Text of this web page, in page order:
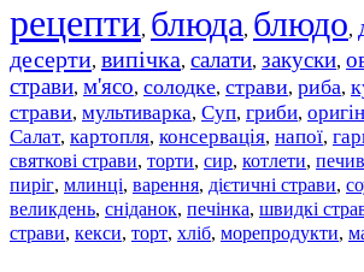
рецепти, блюда, блюдо,
десерти, випічка, салати, закуски,
страви, м'ясо, солодке, страви, риба,
страви, мультиварка, Суп, гриби,
Салат, картопля, консервація, напої,
святкові страви, торти, сир, котлети,
пиріг, млинці, варення, дієтичні страви,
великдень, сніданок, печінка, швидкі
страви, кекси, торт, хліб, морепродукти,